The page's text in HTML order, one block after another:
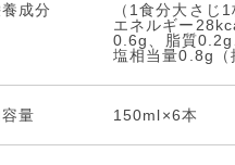
成分
（1食分大さじ
エネルギー
0.6g、脂質
塩相当量0.8g（
量 150ml×6本